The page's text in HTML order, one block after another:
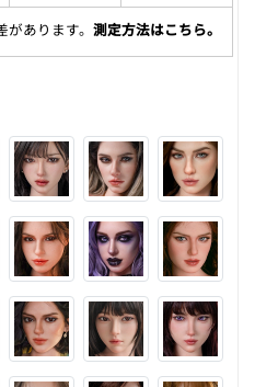
あります。測定方法はこちら。